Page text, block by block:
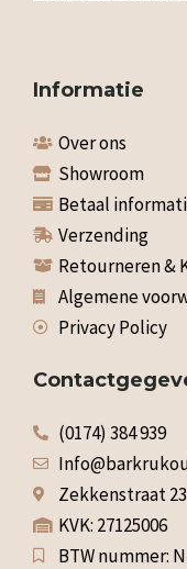
Informatie
Over ons
Showroom
Betaal
Verzending
Retourneren &
Algemene
Privacy Policy
(0174) 384 939
Zekkenstraat
KVK: 27125006
BTW nummer: